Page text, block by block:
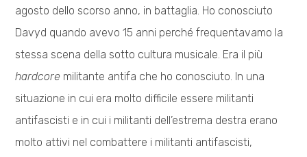
agosto dello scorso anno, in battaglia. Ho conosciuto
Davyd quando avevo 15 anni perché frequentavamo la
stessa scena della sotto cultura musicale. Era il più
hardcore militante antifa che ho conosciuto. In una
situazione in cui era molto difficile essere militanti
antifascisti e in cui i militanti dell’estrema destra erano
molto attivi nel combattere i militanti antifascisti,